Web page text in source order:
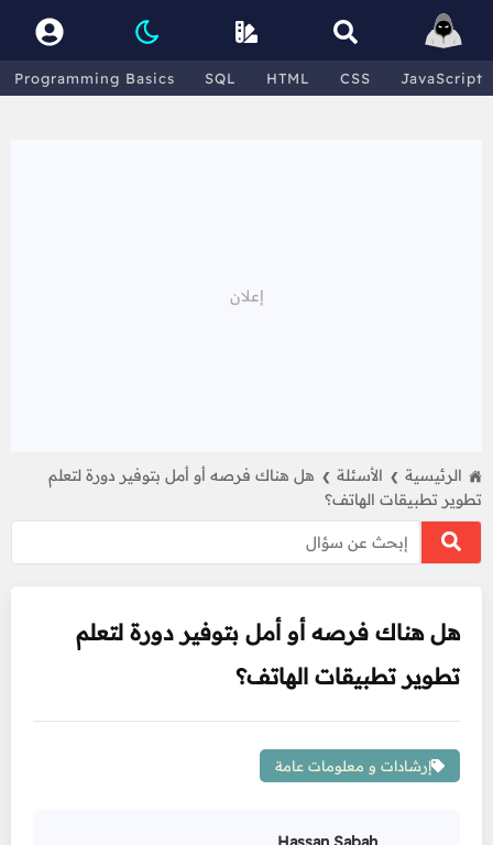
Programming Basics SQL HTML CSS JavaScript
الرئيسية ❯ الأسئلة ❯
هل هناك فرصه أو أمل بتوفير دورة لتعلم
تطوير تطبيقات الهاتف؟
هل هناك فرصه أو أمل بتوفير دورة لتعلم
تطوير تطبيقات الهاتف؟
إرشادات و معلومات عامة